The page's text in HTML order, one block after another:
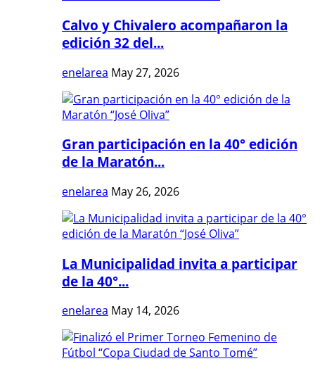
Calvo y Chivalero acompañaron la
edición 32 del...
enelarea May 27, 2026
Gran participación en la 40° edición
de la Maratón...
enelarea May 26, 2026
La Municipalidad invita a participar
de la 40°...
enelarea May 14, 2026